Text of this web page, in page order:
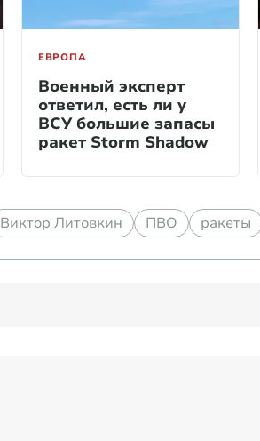
ЕВРОПА
Военный эксперт
ответил, есть ли у
ВСУ большие запасы
ракет Storm Shadow
Виктор Литовкин ПВО ракеты